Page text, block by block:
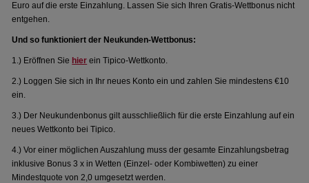
Euro auf die erste Einzahlung. Lassen Sie sich Ihren Gratis-Wettbonus nicht
entgehen.
Und so funktioniert der Neukunden-Wettbonus:
1.) Eröffnen Sie hier ein Tipico-Wettkonto.
2.) Loggen Sie sich in Ihr neues Konto ein und zahlen Sie mindestens €10
ein.
3.) Der Neukundenbonus gilt ausschließlich für die erste Einzahlung auf ein
neues Wettkonto bei Tipico.
4.) Vor einer möglichen Auszahlung muss der gesamte Einzahlungsbetrag
inklusive Bonus 3 x in Wetten (Einzel- oder Kombiwetten) zu einer
Mindestquote von 2,0 umgesetzt werden.